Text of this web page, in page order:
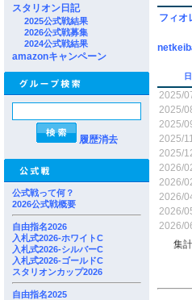
スタリオン日記
2025公式戦結果
2026公式戦募集
2024公式戦結果
amazonキャンペーン
履歴消去
公式戦って何？
2026公式戦概要
自由指名2026
入札式2026-ホワイトC
入札式2026-シルバーC
入札式2026-ゴールドC
スタリオンカップ2026
自由指名2025
フィオ
2025/
2025/
2025/
2025/
2025/
2026/
2026/
2026/
2026/
2026/
集